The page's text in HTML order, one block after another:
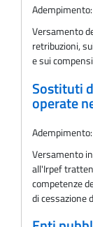
Adempimento:
Versamento
retribuzioni,
e sui
Sostituti
operate
Adempimento:
Versamento
all'Irpef
competenze
di cessazione